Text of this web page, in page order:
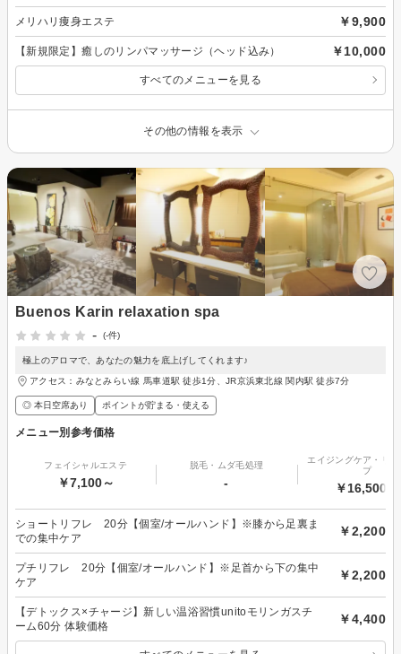
メリハリ痩身エステ ￥9,900
【新規限定】癒しのリンパマッサージ（ヘッド込み） ￥10,000
すべてのメニューを見る
その他の情報を表示
Buenos Karin relaxation spa
-
(-件)
極上のアロマで、あなたの魅力を底上げしてくれます♪
アクセス：みなとみらい線 馬車道駅 徒歩1分、JR京浜東北線 関内駅 徒歩7分
◎ 本日空席あり ポイントが貯まる・使える
メニュー別参考価格
フェイシャルエステ
￥7,100～
脱毛・ムダ毛処理
-
エイジングケア・リ
プ
￥16,500～
ショートリフレ 20分【個室/オールハンド】※膝から足裏ま
での集中ケア
￥2,200
プチリフレ 20分【個室/オールハンド】※足首から下の集中
ケア
￥2,200
【デトックス×チャージ】新しい温浴習慣unitoモリンガスチ
ーム60分 体験価格
￥4,400